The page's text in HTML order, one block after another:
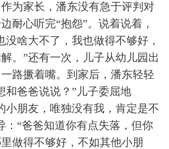
为家长，潘东没有急于评判对
耐心听完“抱怨”。说着说着，
没啥大不了，我也做得不够好，
。”还有一次，儿子从幼儿园出
路撅着嘴。到家后，潘东轻轻
和爸爸说说？”儿子委屈地
小朋友，唯独没有我，肯定是不
：“爸爸知道你有点失落，但你
做得不够好，不如其他小朋